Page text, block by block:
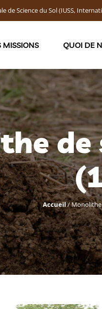
de Science du Sol (IUSS,
MISSIONS QUOI DE
de
Accueil/Monolithe